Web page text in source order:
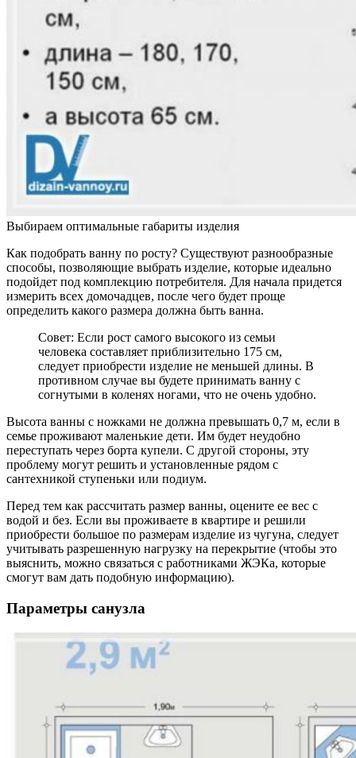
Выбираем оптимальные габариты изделия
Как подобрать ванну по росту? Существуют разнообразные
способы, позволяющие выбрать изделие, которые идеально
подойдет под комплекцию потребителя. Для начала придется
измерить всех домочадцев, после чего будет проще
определить какого размера должна быть ванна.
Совет: Если рост самого высокого из семьи
человека составляет приблизительно 175 см,
следует приобрести изделие не меньшей длины. В
противном случае вы будете принимать ванну с
согнутыми в коленях ногами, что не очень удобно.
Высота ванны с ножками не должна превышать 0,7 м, если в
семье проживают маленькие дети. Им будет неудобно
переступать через борта купели. С другой стороны, эту
проблему могут решить и установленные рядом с
сантехникой ступеньки или подиум.
Перед тем как рассчитать размер ванны, оцените ее вес с
водой и без. Если вы проживаете в квартире и решили
приобрести большое по размерам изделие из чугуна, следует
учитывать разрешенную нагрузку на перекрытие (чтобы это
выяснить, можно связаться с работниками ЖЭКа, которые
смогут вам дать подобную информацию).
Параметры санузла